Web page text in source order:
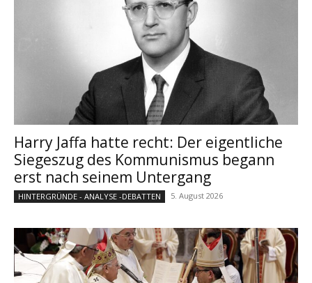
Harry Jaffa hatte recht: Der eigentliche
Siegeszug des Kommunismus begann
erst nach seinem Untergang
HINTERGRÜNDE - ANALYSE -DEBATTEN 5. August 2026